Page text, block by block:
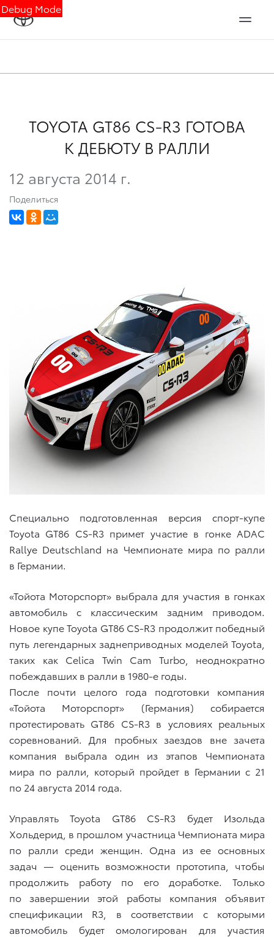
Debug Mode
TOYOTA GT86 CS-R3 ГОТОВА
К ДЕБЮТУ В РАЛЛИ
12 августа 2014 г.
Поделиться
Специально подготовленная версия спорт-купе
Toyota GT86 CS-R3 примет участие в гонке ADAC
Rallye Deutschland на Чемпионате мира по ралли
в Германии.
«Тойота Моторспорт» выбрала для участия в гонках
автомобиль с классическим задним приводом.
Новое купе Toyota GT86 CS-R3 продолжит победный
путь легендарных заднеприводных моделей Toyota,
таких как Celica Twin Cam Turbo, неоднократно
побеждавших в ралли в 1980-е годы.
После почти целого года подготовки компания
«Тойота Моторcпорт» (Германия) собирается
протестировать GT86 CS-R3 в условиях реальных
соревнований. Для пробных заездов вне зачета
компания выбрала один из этапов Чемпионата
мира по ралли, который пройдет в Германии с 21
по 24 августа 2014 года.
Управлять Toyota GT86 CS-R3 будет Изольда
Хольдерид, в прошлом участница Чемпионата мира
по ралли среди женщин. Одна из ее основных
задач — оценить возможности прототипа, чтобы
продолжить работу по его доработке. Только
по завершении этой работы компания объявит
спецификации R3, в соответствии с которыми
автомобиль будет омологирован для участия